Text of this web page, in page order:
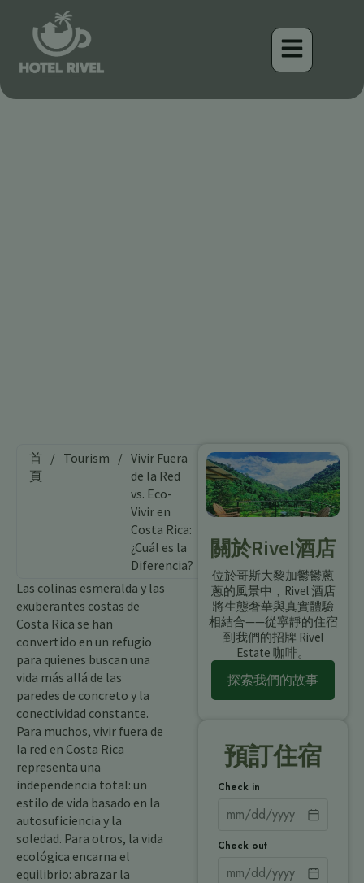
首
頁
/ Tourism / Vivir Fuera
de la Red
vs. Eco-
Vivir en
Costa Rica:
¿Cuál es la
Diferencia?
Las colinas esmeralda y las
exuberantes costas de
Costa Rica se han
convertido en un refugio
para quienes buscan una
vida más allá de las
paredes de concreto y la
conectividad constante.
Para muchos, vivir fuera de
la red en Costa Rica
representa una
independencia total: un
estilo de vida basado en la
autosuficiencia y la
soledad. Para otros, la vida
ecológica encarna el
equilibrio: abrazar la
關於Rivel酒店
位於哥斯大黎加鬱鬱蔥
蔥的風景中，Rivel 酒店
將生態奢華與真實體驗
相結合——從寧靜的住宿
到我們的招牌 Rivel
Estate 咖啡。
探索我們的故事
預訂住宿
Check in
Check out